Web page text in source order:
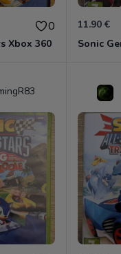
0
Xbox 360
11.90 €